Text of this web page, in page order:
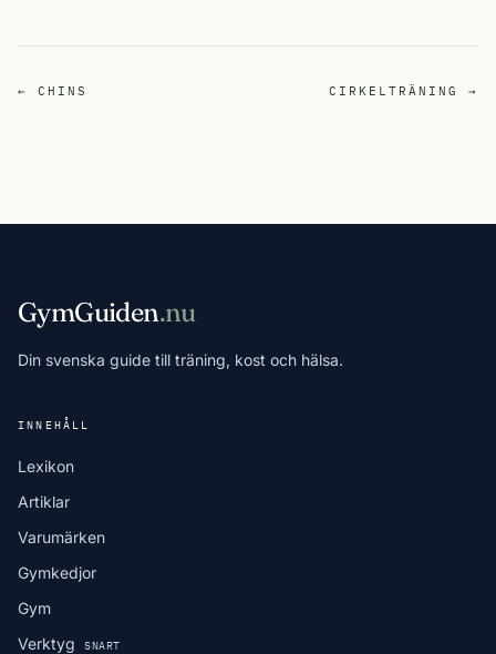
← CHINS CIRKELTRÄNING →
GymGuiden.nu
Din svenska guide till träning, kost och hälsa.
INNEHÅLL
Lexikon
Artiklar
Varumärken
Gymkedjor
Gym
Verktyg
SNART